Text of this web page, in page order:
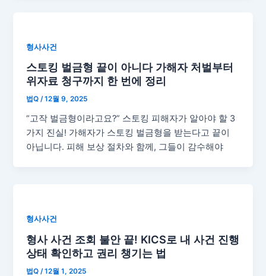
형사사건
스토킹 벌금형 끝이 아니다 가해자 처벌부터
위자료 청구까지 한 번에 정리
법Q/12월 9, 2025
“고작 벌금형이라고요?” 스토킹 피해자가 알아야 할 3
가지 진실! 가해자가 스토킹 벌금형을 받는다고 끝이
아닙니다. 피해 보상 절차와 함께, 그들이 감수해야
형사사건
형사 사건 조회 불안 끝! KICS로 내 사건 진행
상태 확인하고 권리 챙기는 법
법Q /12월 1, 2025